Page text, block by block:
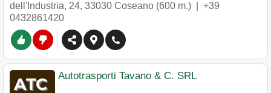
dell'Industria, 24, 33030 Coseano (600 m.) | +39
0432861420
Autotrasporti Tavano & C. SRL